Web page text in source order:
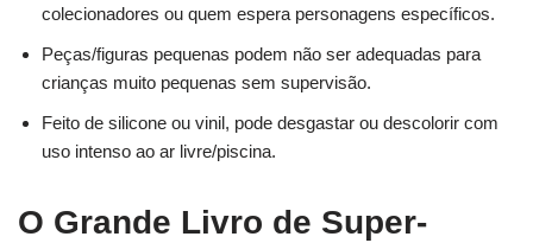
colecionadores ou quem espera personagens específicos.
Peças/figuras pequenas podem não ser adequadas para
crianças muito pequenas sem supervisão.
Feito de silicone ou vinil, pode desgastar ou descolorir com
uso intenso ao ar livre/piscina.
O Grande Livro de Super-